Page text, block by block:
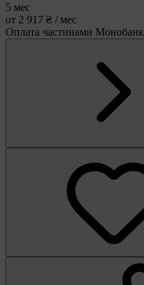
5 мес
от 2 917 ₴ / мес
Оплата частинами Монобанк